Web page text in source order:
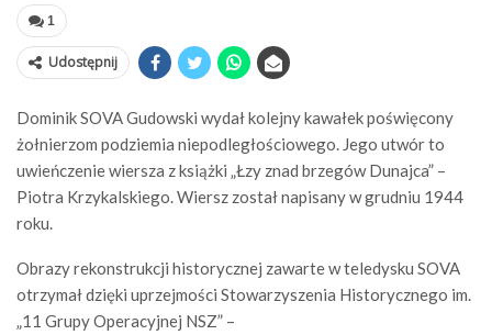
1
Udostępnij
Dominik SOVA Gudowski wydał kolejny kawałek poświęcony
żołnierzom podziemia niepodległościowego. Jego utwór to
uwieńczenie wiersza z książki „Łzy znad brzegów Dunajca” –
Piotra Krzykalskiego. Wiersz został napisany w grudniu 1944
roku.
Obrazy rekonstrukcji historycznej zawarte w teledysku SOVA
otrzymał dzięki uprzejmości Stowarzyszenia Historycznego im.
„11 Grupy Operacyjnej NSZ” –